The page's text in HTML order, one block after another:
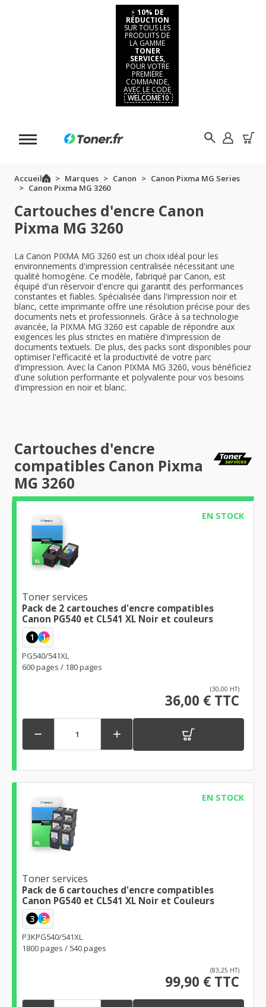
⚡ 10% DE
RÉDUCTION
SUR TOUS LES
PRODUITS DE
LA GAMME
TONER
SERVICES,
POUR VOTRE
PREMIÈRE
COMMANDE,
AVEC LE CODE
WELCOME10
Accueil Marques Canon
Canon Pixma MG Series
Canon Pixma MG 3260
Cartouches d'encre Canon
Pixma MG 3260
La Canon PIXMA MG 3260 est un choix idéal pour les
environnements d'impression centralisée nécessitant une
qualité homogène. Ce modèle, fabriqué par Canon, est
équipé d'un réservoir d'encre qui garantit des performances
constantes et fiables. Spécialisée dans l'impression noir et
blanc, cette imprimante offre une résolution précise pour des
documents nets et professionnels. Grâce à sa technologie
avancée, la PIXMA MG 3260 est capable de répondre aux
exigences les plus strictes en matière d'impression de
documents textuels. De plus, des packs sont disponibles pour
optimiser l'efficacité et la productivité de votre parc
d'impression. Avec la Canon PIXMA MG 3260, vous bénéficiez
d'une solution performante et polyvalente pour vos besoins
d'impression en noir et blanc.
Cartouches d'encre
compatibles Canon Pixma
MG 3260
EN STOCK
Toner services
Pack de 2 cartouches d'encre compatibles
Canon PG540 et CL541 XL Noir et couleurs
1 1
PG540/541XL
600 pages / 180 pages
(30,00 HT)
36,00 € TTC
 
EN STOCK
Toner services
Pack de 6 cartouches d'encre compatibles
Canon PG540 et CL541 XL Noir et Couleurs
3 3
P3KPG540/541XL
1800 pages / 540 pages
(83,25 HT)
99,90 € TTC